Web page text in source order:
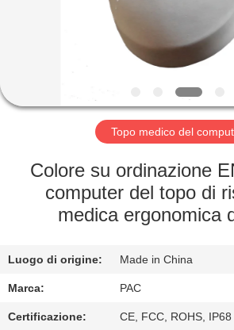
GIRO
FABBRICA
CONTROLLO
QUALITÀ
CONTATTICI
Topo medico del
Colore su ordinazione
computer del topo di
medica ergonomica
Luogo di origine: Made in China
Marca: PAC
Certificazione: CE, FCC, ROHS, IP68